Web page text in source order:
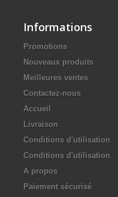
Informations
Promotions
Nouveaux produits
Meilleures ventes
Contactez-nous
Accueil
Livraison
Conditions d'utilisation
Conditions d'utilisation
A propos
Paiement sécurisé